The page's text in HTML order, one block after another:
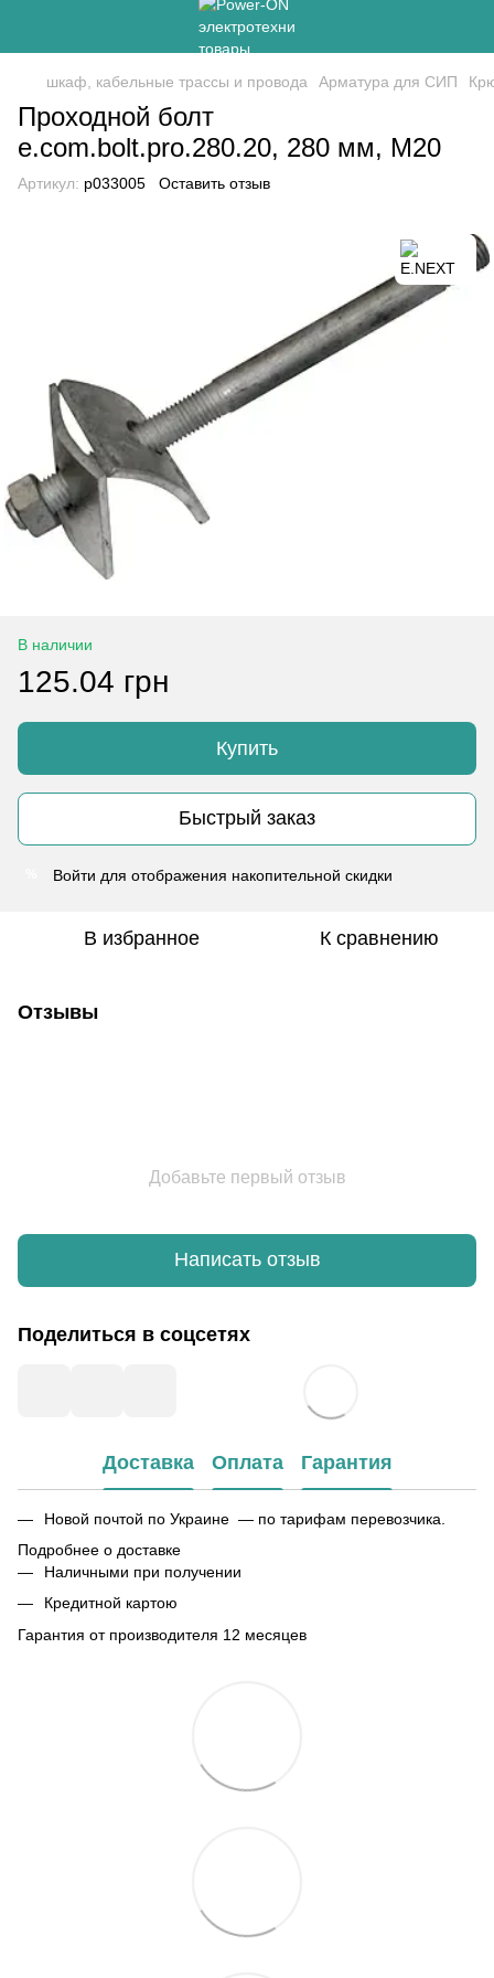
шкаф, кабельные трассы и провода Арматура для СИП
Проходной болт
e.com.bolt.pro.280.20, 280 мм, М20
Артикул: p033005 Оставить отзыв
В наличии
125.04 грн
Купить
Быстрый заказ
Войти для отображения накопительной скидки
В избранное К сравнению
Отзывы
Добавьте первый отзыв
Написать отзыв
Поделиться в соцсетях
Доставка Оплата Гарантия
Новой почтой по Украине — по тарифам перевозчика.
Подробнее о доставке
Наличными при получении
Кредитной картою
Гарантия от производителя 12 месяцев